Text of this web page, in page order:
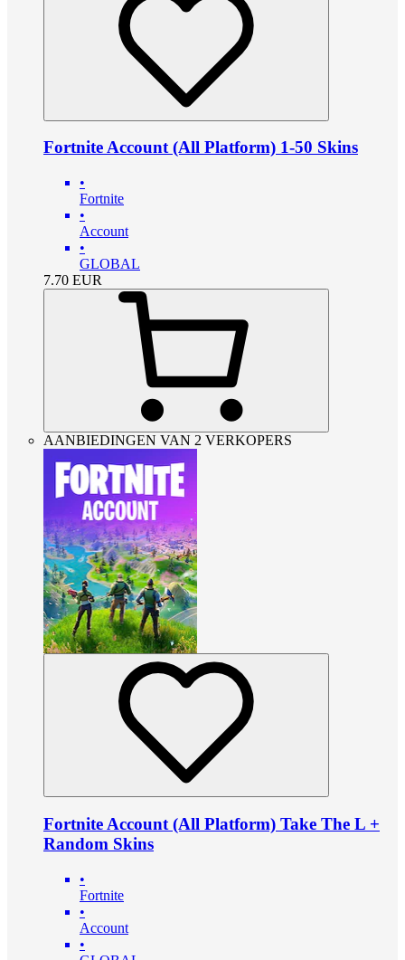
Fortnite Account (All Platform) 1-50 Skins
•
Fortnite
•
Account
•
GLOBAL
7.70 EUR
AANBIEDINGEN VAN 2 VERKOPERS
Fortnite Account (All Platform) Take The L +
Random Skins
•
Fortnite
•
Account
•